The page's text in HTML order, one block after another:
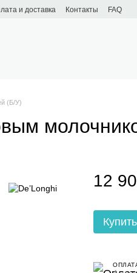
и доставка Контакты
FAQ
(Б/У)
12
Купить